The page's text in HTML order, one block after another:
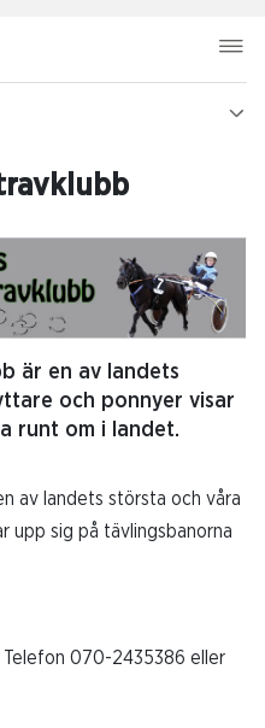
är en av landets
och ponnyer visar
runt om i landet.
av landets största och våra
upp sig på tävlingsbanorna
Telefon 070-2435386 eller